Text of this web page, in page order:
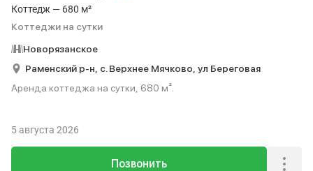
Коттедж — 680 м²
Коттеджи на сутки
Новорязанское
Раменский р-н, с. Верхнее Мячково, ул Береговая
Аренда коттеджа на сутки, 680 м².
Позвонить
5 августа 2026